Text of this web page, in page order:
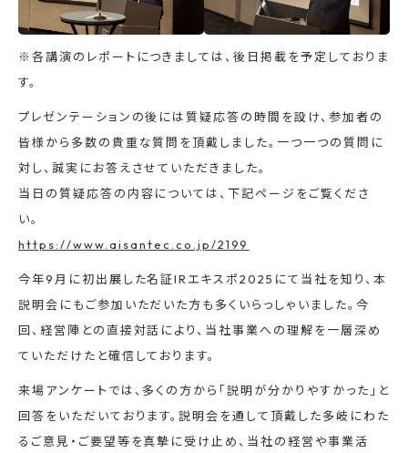
※各講演のレポートにつきましては、後日掲載を予定しておりま
す。
プレゼンテーションの後には質疑応答の時間を設け、参加者の
皆様から多数の貴重な質問を頂戴しました。一つ一つの質問に
対し、誠実にお答えさせていただきました。
当日の質疑応答の内容については、下記ページをご覧くださ
い。
https://www.aisantec.co.jp/2199
今年9月に初出展した名証IRエキスポ2025にて当社を知り、本
説明会にもご参加いただいた方も多くいらっしゃいました。今
回、経営陣との直接対話により、当社事業への理解を一層深め
ていただけたと確信しております。
来場アンケートでは、多くの方から「説明が分かりやすかった」と
回答をいただいております。説明会を通して頂戴した多岐にわた
るご意見・ご要望等を真摯に受け止め、当社の経営や事業活